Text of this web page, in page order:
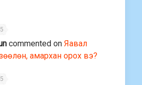
commented onЯавал
амархан орох вэ?